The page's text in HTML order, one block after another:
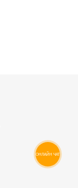
ОНЛАЙН ЧАТ